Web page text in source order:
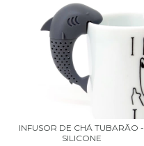
INFUSOR DE CHÁ TUBARÃO -
SILICONE